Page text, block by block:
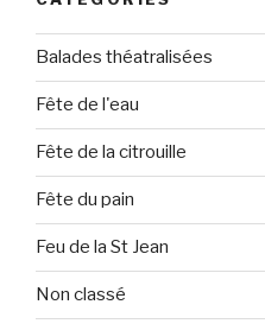
Balades théatralisées
Fête de l'eau
Fête de la citrouille
Fête du pain
Feu de la St Jean
Non classé